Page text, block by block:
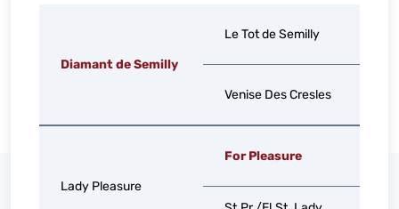
Diamant de Semilly
Lady Pleasure
Le Tot de Semilly
Venise Des Cresles
For Pleasure